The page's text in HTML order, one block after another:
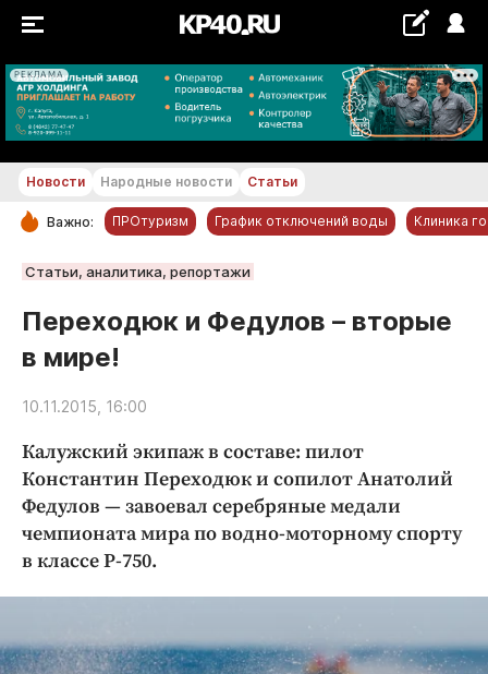
РЕКЛАМА
+24...+25 °С
РУБРИКИ
Новости компаний
Статьи
Народные новости
Авто и транспорт
Благоустройство
Криминал
Культура
Недвижимость и ЖКХ
Образование
Погода
Новости Народные новости Статьи
Важно: ПРОтуризм График отключений воды Клиника
Статьи, аналитика, репортажи
Переходюк и Федулов – вторые
в мире!
10.11.2015, 16:00
Калужский экипаж в составе: пилот
Константин Переходюк и сопилот Анатолий
Федулов — завоевал серебряные медали
чемпионата мира по водно-моторному спорту
в классе Р-750.